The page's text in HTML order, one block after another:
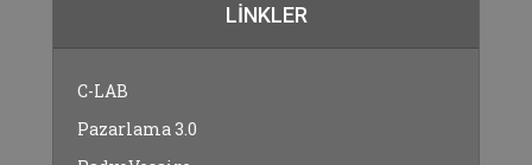
LINKLER
C-LAB
Pazarlama 3.0